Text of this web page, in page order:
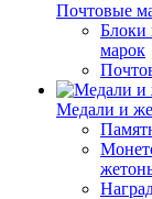
Почтовые
Блоки
марок
Медали и